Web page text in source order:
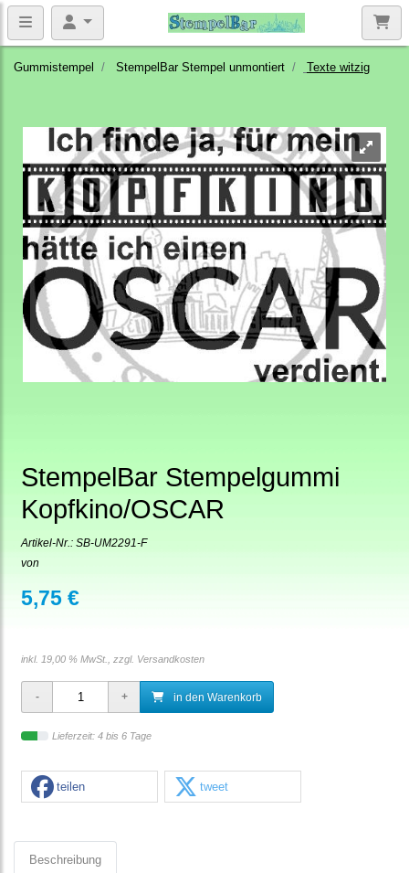
Gummistempel StempelBar Stempel unmontiert Texte witzig
StempelBar Stempelgummi
Kopfkino/OSCAR
Artikel-Nr.: SB-UM2291-F
von
5,75 €
inkl. 19,00 % MwSt., zzgl. Versandkosten
in den Warenkorb
Lieferzeit: 4 bis 6 Tage
teilen tweet
Beschreibung